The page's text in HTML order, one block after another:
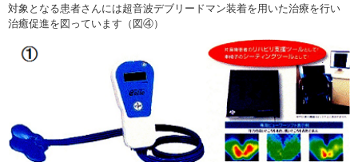
対象となる患者さんには超音波デブリードマン装着を用いた治療を行い
治癒促進を図っています（図④）